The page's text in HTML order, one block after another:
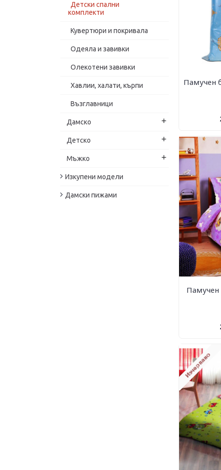
Детски спални
комплекти
Кувертюри и покривала
Одеяла и завивки
Олекотени завивки
Хавлии, халати, кърпи
Възглавници
Дамско +
Детско +
Мъжко +
Изкупени модели
Дамски пижами
Памучен
Памучен